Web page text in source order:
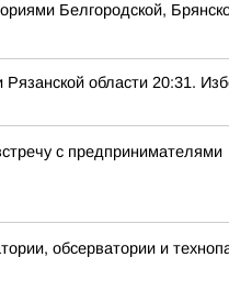
Белгородской,
области 20:31.
с предпринимателями
обсерватории и